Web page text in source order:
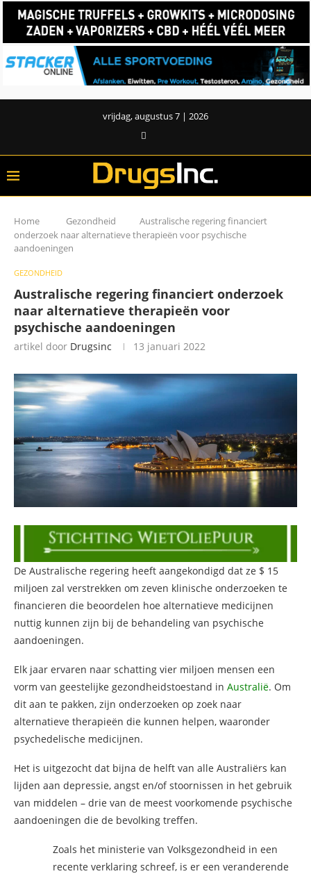
vrijdag, augustus 7 | 2026
Home Gezondheid
Australische regering financiert
onderzoek naar alternatieve therapieën voor psychische
aandoeningen
GEZONDHEID
Australische regering financiert onderzoek
naar alternatieve therapieën voor
psychische aandoeningen
artikel door Drugsinc 13 januari 2022
De Australische regering heeft aangekondigd dat ze $ 15
miljoen zal verstrekken om zeven klinische onderzoeken te
financieren die beoordelen hoe alternatieve medicijnen
nuttig kunnen zijn bij de behandeling van psychische
aandoeningen.
Elk jaar ervaren naar schatting vier miljoen mensen een
vorm van geestelijke gezondheidstoestand in Australië. Om
dit aan te pakken, zijn onderzoeken op zoek naar
alternatieve therapieën die kunnen helpen, waaronder
psychedelische medicijnen.
Het is uitgezocht dat bijna de helft van alle Australiërs kan
lijden aan depressie, angst en/of stoornissen in het gebruik
van middelen – drie van de meest voorkomende psychische
aandoeningen die de bevolking treffen.
Zoals het ministerie van Volksgezondheid in een
recente verklaring schreef, is er een veranderende